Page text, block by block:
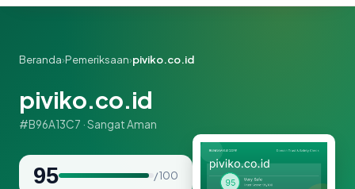
Beranda›Pemeriksaan›piviko.co.id
piviko.co.id
#B96A13C7 · Sangat Aman
95 / 100